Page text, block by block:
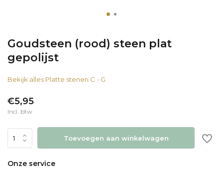
Goudsteen (rood) steen plat
gepolijst
Bekijk alles Platte stenen C - G
€5,95
Incl. btw
Toevoegen aan winkelwagen
Onze service